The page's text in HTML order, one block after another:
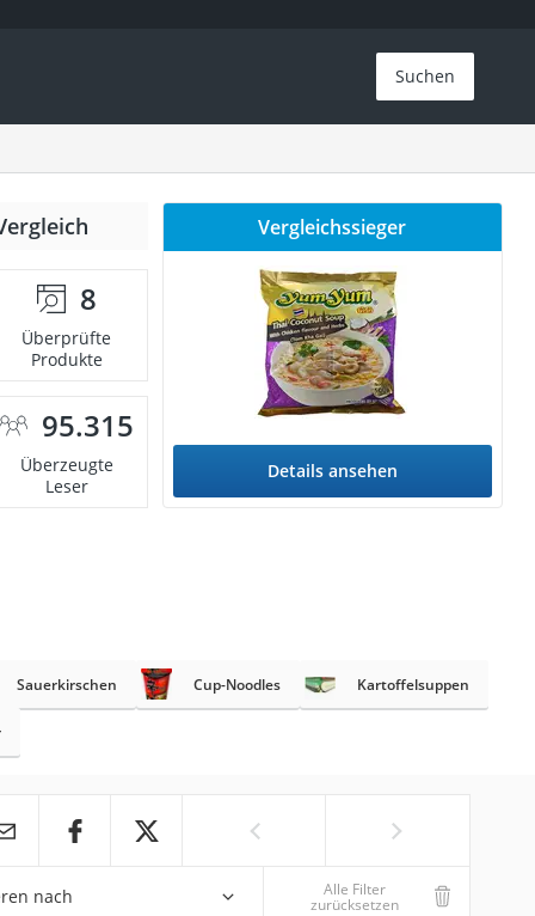
Suchen
8
Überprüfte
Produkte
95.315
Überzeugte
Leser
Vergleichssieger
Details ansehen
Sauerkirschen Cup-Noodles Kartoffelsuppen
nach Alle Filter
zurücksetzen